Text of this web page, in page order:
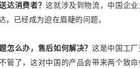
达消费者？这就涉及到物流，中国企
，已经成为迫在眉睫的问题。
怎么办，售后如何解决？这是中国工
管了，这对中国的产品会带来两个致